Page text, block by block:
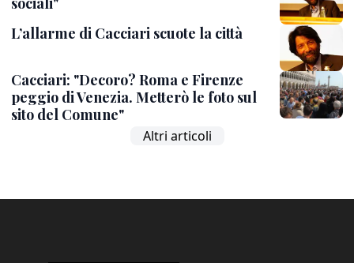
L’allarme di Cacciari scuote la città
Cacciari: "Decoro? Roma e Firenze
peggio di Venezia. Metterò le foto sul
sito del Comune"
Altri articoli